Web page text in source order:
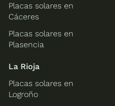
Placas solares en
Cáceres
Placas solares en
Plasencia
La Rioja
Placas solares en
Logroño